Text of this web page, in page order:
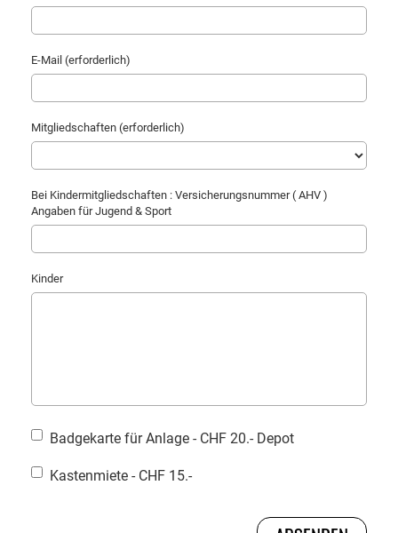
E-Mail (erforderlich)
Mitgliedschaften (erforderlich)
Bei Kindermitgliedschaften : Versicherungsnummer ( AHV )
Angaben für Jugend & Sport
Kinder
Badgekarte für Anlage - CHF 20.- Depot
Kastenmiete - CHF 15.-